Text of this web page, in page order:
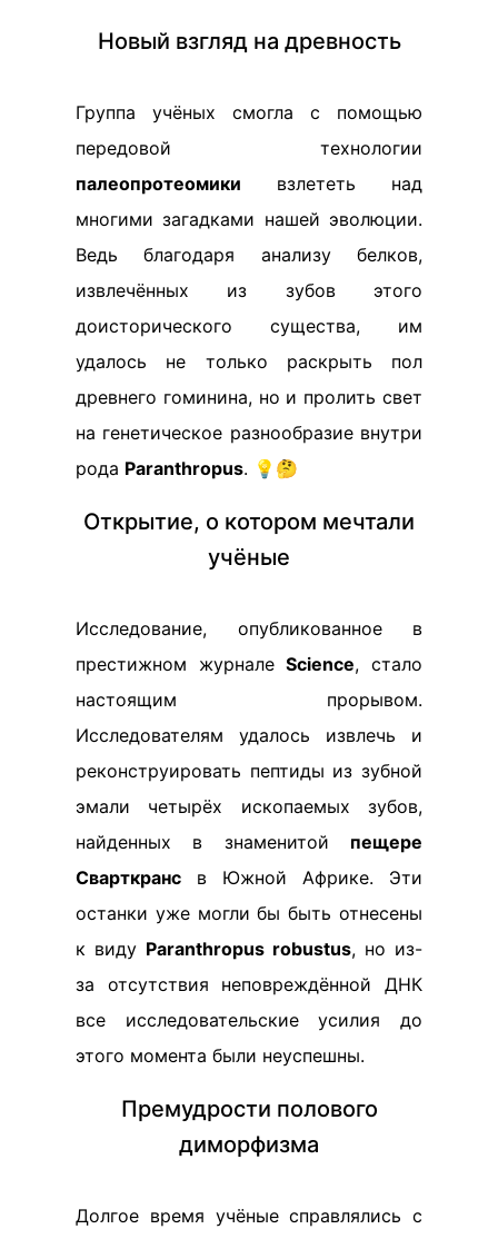
Новый взгляд на древность
Группа учёных смогла с помощью
передовой технологии
палеопротеомики взлететь над
многими загадками нашей эволюции.
Ведь благодаря анализу белков,
извлечённых из зубов этого
доисторического существа, им
удалось не только раскрыть пол
древнего гоминина, но и пролить свет
на генетическое разнообразие внутри
рода Paranthropus. 💡🤔
Открытие, о котором мечтали
учёные
Исследование, опубликованное в
престижном журналеScience, стало
настоящим прорывом.
Исследователям удалось извлечь и
реконструировать пептиды из зубной
эмали четырёх ископаемых зубов,
найденных в знаменитой пещере
Сварткранс в Южной Африке. Эти
останки уже могли бы быть отнесены
к виду Paranthropus robustus, но из-
за отсутствия неповреждённой ДНК
все исследовательские усилия до
этого момента были неуспешны.
Премудрости полового
диморфизма
Долгое время учёные справлялись с